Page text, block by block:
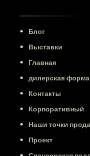
Блог
Выставки
Главная
дилерская форма
Контакты
Корпоративный
Наши точки
Проект